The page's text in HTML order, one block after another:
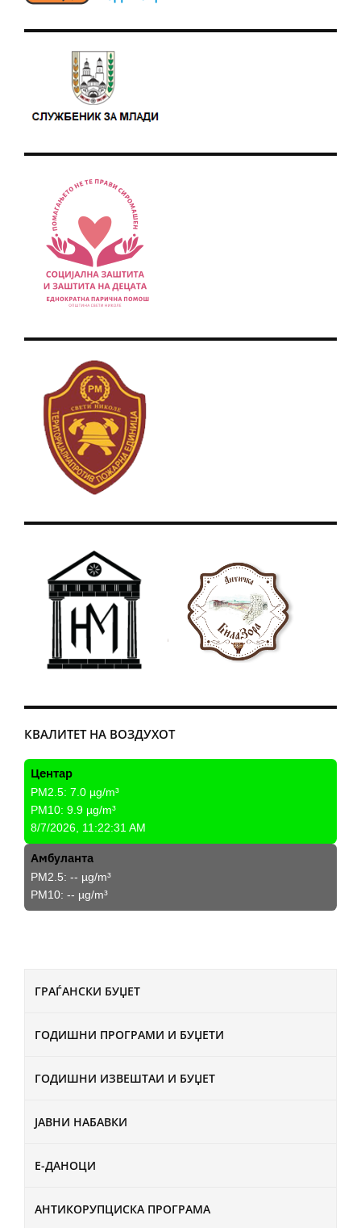
ГРАЃАНСКИ БУЏЕТ
ГОДИШНИ ПРОГРАМИ И БУЏЕТИ
ГОДИШНИ ИЗВЕШТАИ И БУЏЕТ
ЈАВНИ НАБАВКИ
Е-ДАНОЦИ
АНТИКОРУПЦИСКА ПРОГРАМА
КВАЛИТЕТ НА ВОЗДУХОТ
Центар
PM2.5: 7.0 µg/m³
PM10: 9.9 µg/m³
8/7/2026, 11:22:31 AM
Амбуланта
PM2.5: -- µg/m³
PM10: -- µg/m³